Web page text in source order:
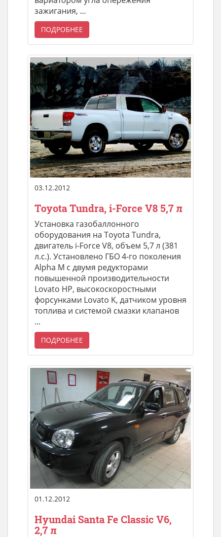
зажигания, ...
ПОДРОБНЕЕ
03.12.2012
Toyota Tundra, i-Force V8 5,7 л
Установка газобаллонного
оборудования на Toyota Tundra,
двигатель i-Force V8, объем 5,7 л (381
л.с.). Установлено ГБО 4-го поколения
Alpha M с двумя редукторами
повышенной производительности
Lovato HP, высокоскоростными
форсунками Lovato K, датчиком уровня
топлива и системой смазки клапанов
...
ПОДРОБНЕЕ
01.12.2012
Hyundai Santa Fe Classic V6,
2,7 л